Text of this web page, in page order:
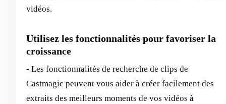
vidéos.
Utilisez les fonctionnalités pour favoriser la
croissance
- Les fonctionnalités de recherche de clips de
Castmagic peuvent vous aider à créer facilement des
extraits des meilleurs moments de vos vidéos à